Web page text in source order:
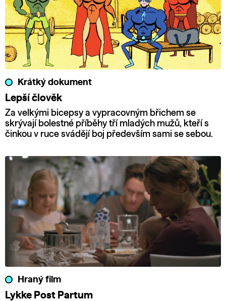
Krátký dokument
Lepší člověk
Za velkými bicepsy a vypracovným břichem se
skrývají bolestné příběhy tří mladých mužů, kteří s
činkou v ruce svádějí boj především sami se sebou.
Hraný film
Lykke Post Partum